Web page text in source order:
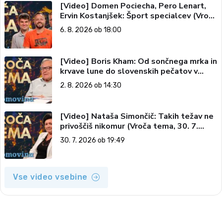
[Video] Domen Pociecha, Pero Lenart,
Ervin Kostanjšek: Šport specialcev (Vroča
tema, 6. 8. 2026)
6. 8. 2026 ob 18:00
[Video] Boris Kham: Od sončnega mrka in
krvave lune do slovenskih pečatov v
vesolju (Vroča tema, 2. 8. 2026)
2. 8. 2026 ob 14:30
[Video] Nataša Simončič: Takih težav ne
privoščiš nikomur (Vroča tema, 30. 7.
2026)
30. 7. 2026 ob 19:49
Vse video vsebine